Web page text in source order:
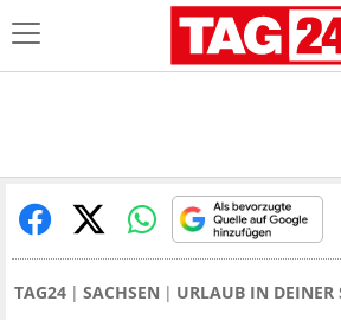
TAG24 SACHSEN URLAUB IN DEINER